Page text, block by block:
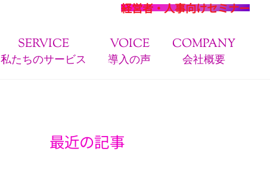
経営者・人事向けセミナー
SERVICE
私たちのサービス
VOICE
導入の声
COMPANY
会社概要
最近の記事